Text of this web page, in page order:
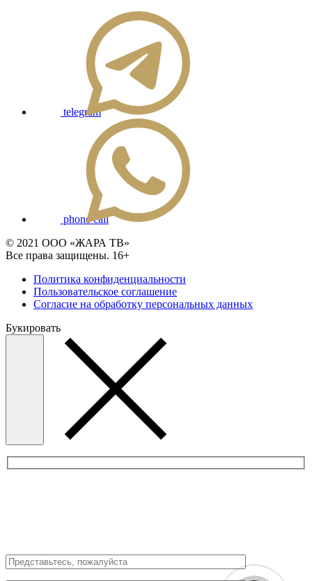
telegram
phone call
© 2021 ООО «ЖАРА ТВ»
Все права защищены. 16+
Политика конфиденциальности
Пользовательское соглашение
Согласие на обработку персональных данных
Букировать